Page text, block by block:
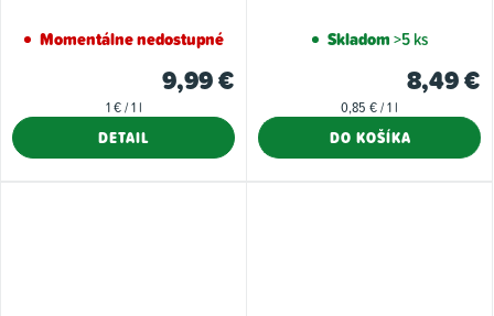
Momentálne nedostupné
9,99 €
Jednotková
1 € / 1 l
DETAIL
Skladom>5 ks
8,49 €
Jednotková
0,85 € / 1 l
DO KOŠÍKA